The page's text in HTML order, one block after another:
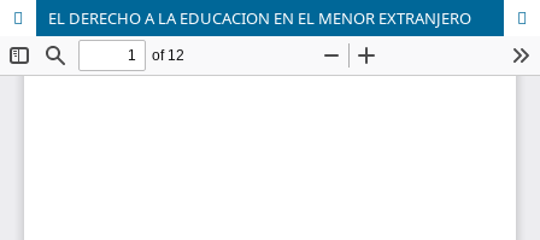
EL DERECHO A LA EDUCACION EN EL MENOR EXTRANJERO